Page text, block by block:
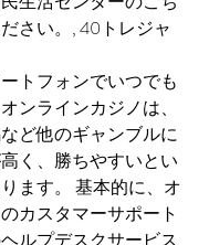
さい。, 40トレジャ
トフォンでいつでも
ンラインカジノは、
ど他のギャンブルに
く、勝ちやすいとい
ます。 基本的に、オ
カスタマーサポート
ルプデスクサービス